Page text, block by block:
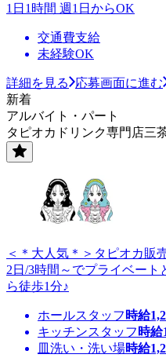
1日1時間 週1日からOK
交通費支給
未経験OK
詳細を見る
応募画面に進む
新着
アルバイト・パート
タピオカドリンク専門店三
＜＊大人気＊＞タピオカ販
2日/3時間～でプライベー
ら徒歩1分♪
ホールスタッフ 時給
キッチンスタッフ 時給
皿洗い・洗い場時給